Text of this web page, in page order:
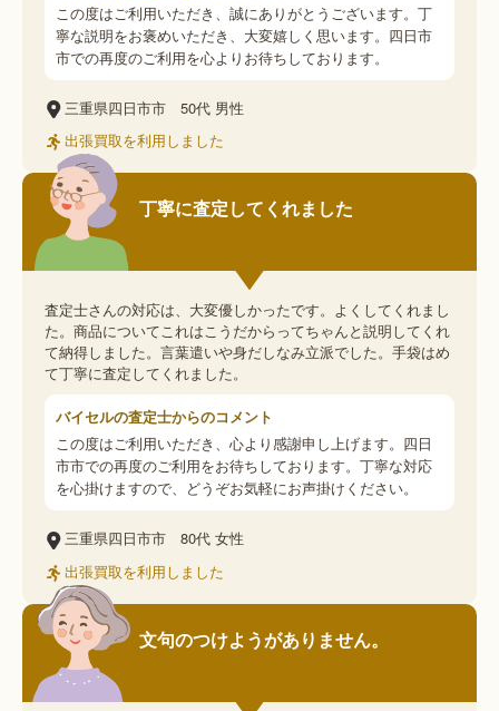
この度はご利用いただき、誠にありがとうございます。丁
寧な説明をお褒めいただき、大変嬉しく思います。四日市
市での再度のご利用を心よりお待ちしております。
三重県四日市市 50代 男性
出張買取を利用しました
丁寧に査定してくれました
査定士さんの対応は、大変優しかったです。よくしてくれまし
た。商品についてこれはこうだからってちゃんと説明してくれ
て納得しました。言葉遣いや身だしなみ立派でした。手袋はめ
て丁寧に査定してくれました。
バイセルの査定士からのコメント
この度はご利用いただき、心より感謝申し上げます。四日
市市での再度のご利用をお待ちしております。丁寧な対応
を心掛けますので、どうぞお気軽にお声掛けください。
三重県四日市市 80代 女性
出張買取を利用しました
文句のつけようがありません。